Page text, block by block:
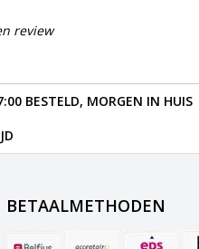
review
BESTELD, MORGEN IN HUIS
BETAALMETHODEN